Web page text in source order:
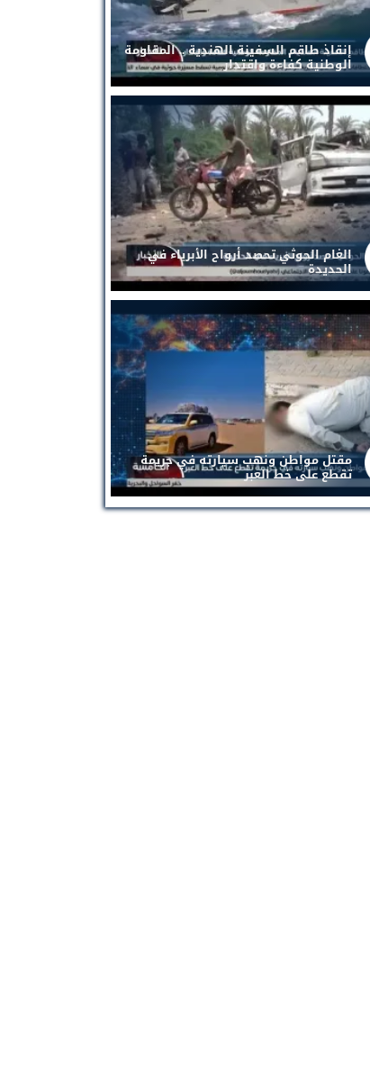
إنقاذ طاقم السفينة الهندية .. المقاومة
الوطنية كفاءة واقتدار
الغام الحوثي تحصد أرواح الأبرياء في
الحديدة
مقتل مواطن ونهب سيارته في جريمة
تقطع على خط العبر